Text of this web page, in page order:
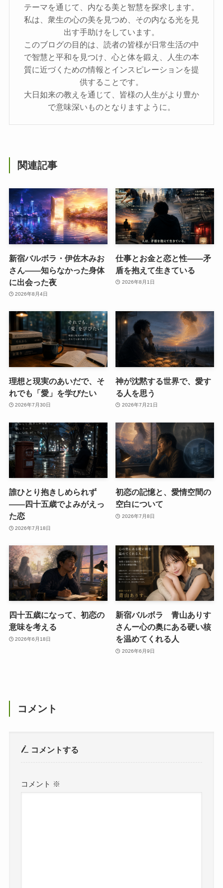
テーマを通じて、内なる美と智慧を探求します。
私は、衆生の心の美を見つめ、その内なる光を見
出す手助けをしています。
このブログの目的は、読者の皆様が日常生活の中
で智慧と平和を見つけ、心と体を鍛え、人生の本
質に近づくための情報とインスピレーションを提
供することです。
大日如来の教えを通じて、皆様の人生がより豊か
で意味深いものとなりますように。
関連記事
新宿バルボラ・伊佐木みお
さん――知らなかった身体
に出会った夜
2026年8月4日
仕事とお金と恋と性——矛
盾を抱えて生きている
2026年8月1日
理想と現実のあいだで、そ
れでも「愛」を学びたい
2026年7月30日
神が沈黙する世界で、愛す
る人を思う
2026年7月21日
誰ひとり抱きしめられず
――四十五歳でよみがえっ
た恋
2026年7月18日
初恋の記憶と、愛情空間の
空白について
2026年7月8日
四十五歳になって、初恋の
意味を考える
2026年6月18日
新宿バルボラ 青山ありす
さんー心の奥にある硬い核
を温めてくれる人
2026年6月9日
コメント
コメントする
コメント ※